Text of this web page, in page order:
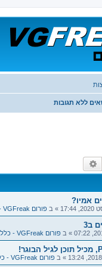
ללא תגובות
חיפוש
אמיו?
» ב פורום VGFreak - כללי
ב3
» ב פורום VGFreak - כללי
» ב פורום VGFreak - כללי